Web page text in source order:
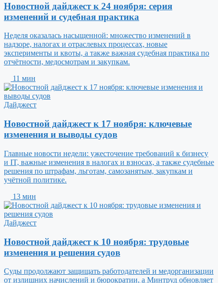
Новостной дайджест к 24 ноября: серия
изменений и судебная практика
Неделя оказалась насыщенной: множество изменений в
надзоре, налогах и отраслевых процессах, новые
эксперименты и квоты, а также важная судебная практика по
отчётности, медосмотрам и закупкам.
11 мин
Дайджест
Новостной дайджест к 17 ноября: ключевые
изменения и выводы судов
Главные новости недели: ужесточение требований к бизнесу
и IT, важные изменения в налогах и взносах, а также судебные
решения по штрафам, льготам, самозанятым, закупкам и
учётной политике.
13 мин
Дайджест
Новостной дайджест к 10 ноября: трудовые
изменения и решения судов
Суды продолжают защищать работодателей и медорганизации
от излишних начислений и бюрократии, а Минтруд обновляет